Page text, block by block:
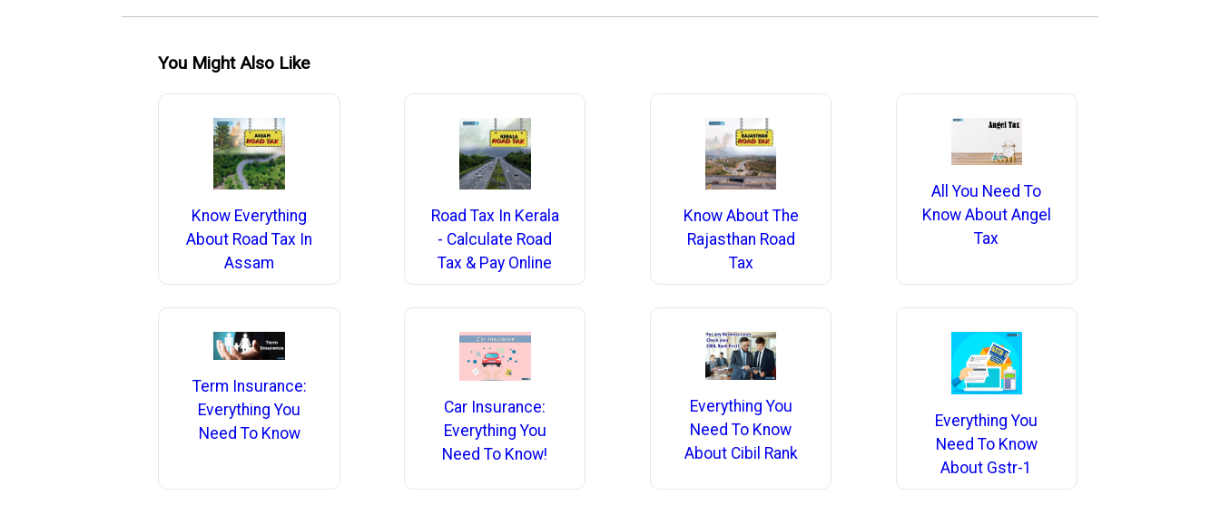
You Might Also Like
Know Everything
About Road Tax In
Assam
Road Tax In Kerala
- Calculate Road
Tax & Pay Online
Know About The
Rajasthan Road
Tax
All You Need To
Know About Angel
Tax
Term Insurance:
Everything You
Need To Know
Car Insurance:
Everything You
Need To Know!
Everything You
Need To Know
About Cibil Rank
Everything You
Need To Know
About Gstr-1